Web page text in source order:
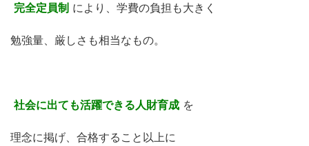
完全定員制 により、学費の負担も大きく
勉強量、厳しさも相当なもの。
社会に出ても活躍できる人財育成 を
理念に掲げ、合格すること以上に